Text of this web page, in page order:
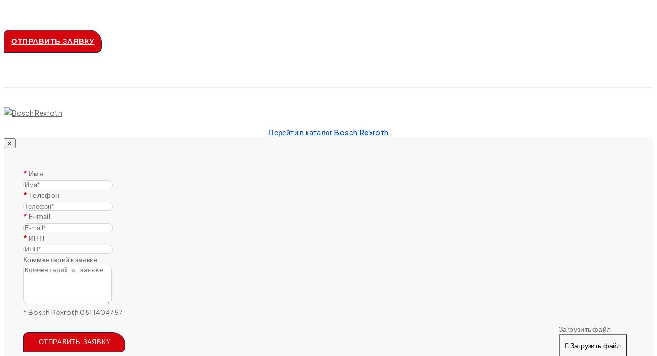
ОТПРАВИТЬ ЗАЯВКУ
Перейти в каталог Bosch Rexroth
×
Имя
Телефон
E-mail
ИНН
Комментарий к заявке
Загрузить файл
Загрузить файл
* Bosch Rexroth 0811404757
ОТПРАВИТЬ ЗАЯВКУ